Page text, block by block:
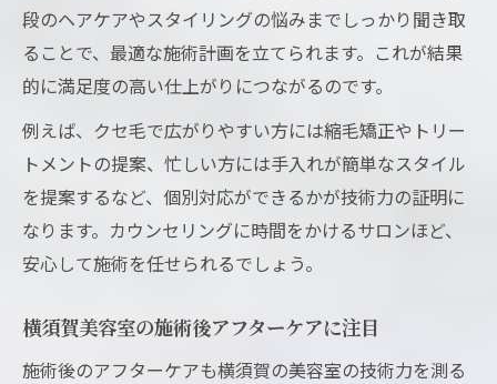
段のヘアケアやスタイリングの悩みまでしっかり聞き取
ることで、最適な施術計画を立てられます。これが結果
的に満足度の高い仕上がりにつながるのです。
例えば、クセ毛で広がりやすい方には縮毛矯正やトリー
トメントの提案、忙しい方には手入れが簡単なスタイル
を提案するなど、個別対応ができるかが技術力の証明に
なります。カウンセリングに時間をかけるサロンほど、
安心して施術を任せられるでしょう。
横須賀美容室の施術後アフターケアに注目
施術後のアフターケアも横須賀の美容室の技術力を測る